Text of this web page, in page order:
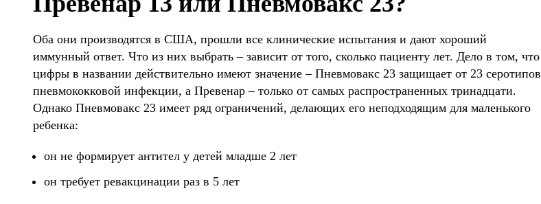
Оба они производятся в США, прошли все клинические испытания и дают хороший
иммунный ответ. Что из них выбрать – зависит от того, сколько пациенту лет. Дело в том, что
цифры в названии действительно имеют значение – Пневмовакс 23 защищает от 23 серотипов
пневмококковой инфекции, а Превенар – только от самых распространенных тринадцати.
Однако Пневмовакс 23 имеет ряд ограничений, делающих его неподходящим для маленького
ребенка:
он не формирует антител у детей младше 2 лет
он требует ревакцинации раз в 5 лет